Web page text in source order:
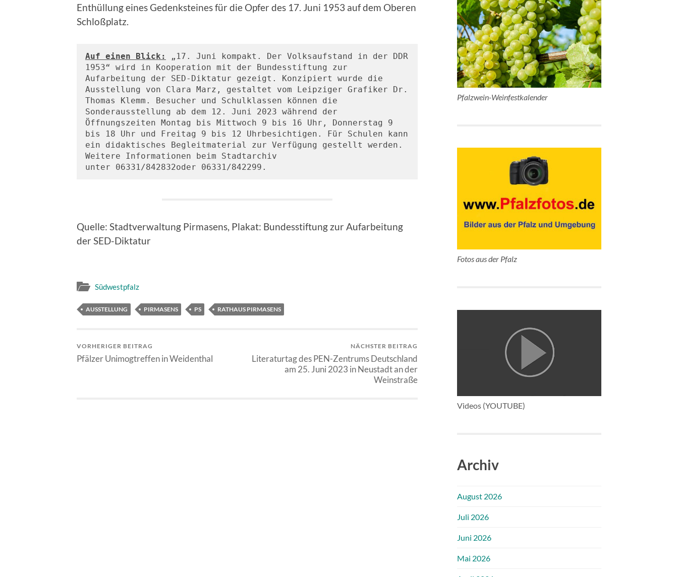
Enthüllung eines Gedenksteines für die Opfer des 17. Juni 1953 auf dem Oberen
Schloßplatz.
Auf einen Blick:
„17. Juni kompakt. Der Volksaufstand in der DDR
1953“ wird in Kooperation mit der Bundesstiftung zur
Aufarbeitung der SED-Diktatur gezeigt. Konzipiert wurde die
Ausstellung von Clara Marz, gestaltet vom Leipziger Grafiker Dr.
Thomas Klemm. Besucher und Schulklassen können die
Sonderausstellung ab dem 12. Juni 2023 während der
Öffnungszeiten Montag bis Mittwoch 9 bis 16 Uhr, Donnerstag 9
bis 18 Uhr und Freitag 9 bis 12 Uhrbesichtigen. Für Schulen kann
ein didaktisches Begleitmaterial zur Verfügung gestellt werden.
Weitere Informationen beim Stadtarchiv
unter 06331/842832oder 06331/842299.
Quelle: Stadtverwaltung Pirmasens, Plakat: Bundesstiftung zur Aufarbeitung
der SED-Diktatur
Südwestpfalz
AUSSTELLUNG PIRMASENS PS RATHAUS PIRMASENS
VORHERIGER BEITRAG
Pfälzer Unimogtreffen in Weidenthal
NÄCHSTER BEITRAG
Literaturtag des PEN-Zentrums Deutschland
am 25. Juni 2023 in Neustadt an der
Weinstraße
Pfalzwein-Weinfestkalender
Fotos aus der Pfalz
Videos (YOUTUBE)
Archiv
August 2026
Juli 2026
Juni 2026
Mai 2026